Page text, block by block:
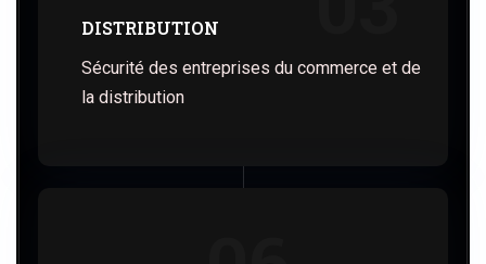
DISTRIBUTION
Sécurité des entreprises du commerce et de
la distribution